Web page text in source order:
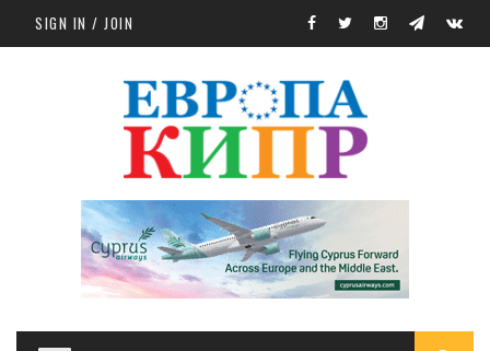
Skip to main content
SIGN IN / JOIN